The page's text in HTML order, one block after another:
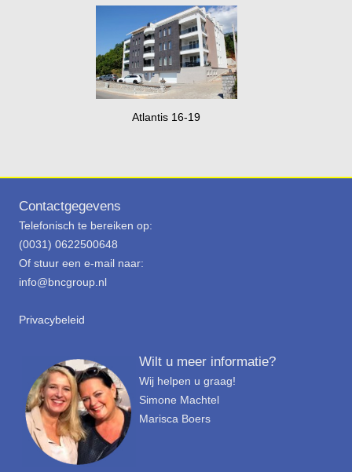
Atlantis 16-19
Contactgegevens
Telefonisch te bereiken op:
(0031) 0622500648
Of stuur een e-mail naar:
info@bncgroup.nl
Privacybeleid
Wilt u meer informatie?
Wij helpen u graag!
Simone Machtel
Marisca Boers